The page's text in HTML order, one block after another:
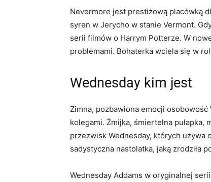
Nevermore jest prestiżową placówką
syren w Jerycho w stanie Vermont.
serii filmów o Harrym Potterze. W
problemami. Bohaterka wciela się w
Wednesday kim jest
Zimna, pozbawiona emocji
kolegami. Żmijka, śmiertelna pułapka,
przezwisk Wednesday, których używa
sadystyczna nastolatka, jaką zrodziła
Wednesday Addams w oryginalnej